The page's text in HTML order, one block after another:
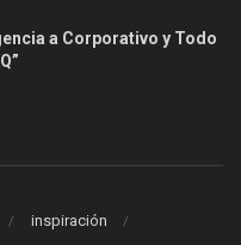
a Corporativo y Todo
inspiración